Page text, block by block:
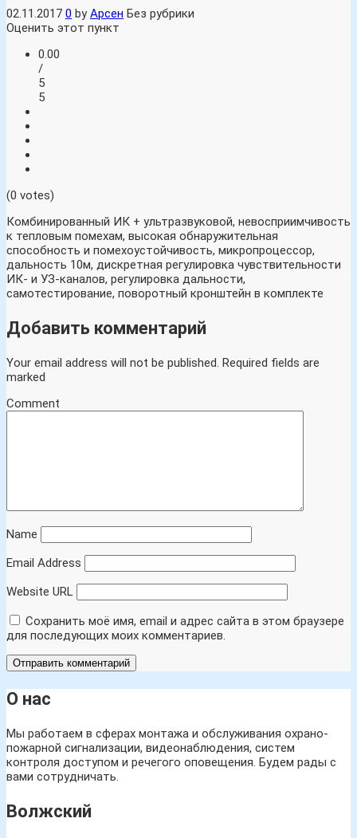
02.11.2017 0 byАрсен Без рубрики
Оценить этот пункт
0.00
/
5
5
(0 votes)
Комбинированный ИК + ультразвуковой, невосприимчивость
к тепловым помехам, высокая обнаружительная
способность и помехоустойчивость, микропроцессор,
дальность 10м, дискретная регулировка чувствительности
ИК- и УЗ-каналов, регулировка дальности,
самотестирование, поворотный кронштейн в комплекте
Добавить комментарий
Your email address will not be published. Required fields are
marked
Comment
Name
Email Address
Website URL
Сохранить моё имя, email и адрес сайта в этом браузере
для последующих моих комментариев.
О нас
Мы работаем в сферах монтажа и обслуживания охрано-
пожарной сигнализации, видеонаблюдения, систем
контроля доступом и речегого оповещения. Будем рады с
вами сотрудничать.
Волжский